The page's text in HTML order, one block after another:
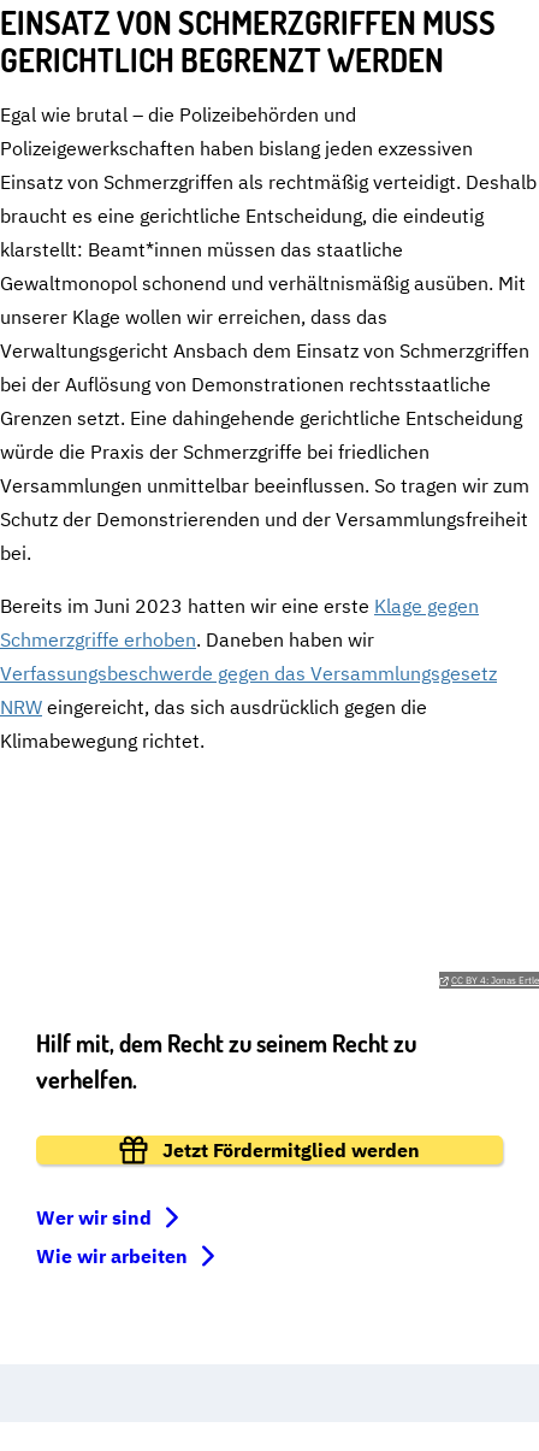
EINSATZ VON SCHMERZGRIFFEN MUSS
GERICHTLICH BEGRENZT WERDEN
Egal wie brutal – die Polizeibehörden und
Polizeigewerkschaften haben bislang jeden exzessiven
Einsatz von Schmerzgriffen als rechtmäßig verteidigt. Deshalb
braucht es eine gerichtliche Entscheidung, die eindeutig
klarstellt: Beamt*innen müssen das staatliche
Gewaltmonopol schonend und verhältnismäßig ausüben. Mit
unserer Klage wollen wir erreichen, dass das
Verwaltungsgericht Ansbach dem Einsatz von Schmerzgriffen
bei der Auflösung von Demonstrationen rechtsstaatliche
Grenzen setzt. Eine dahingehende gerichtliche Entscheidung
würde die Praxis der Schmerzgriffe bei friedlichen
Versammlungen unmittelbar beeinflussen. So tragen wir zum
Schutz der Demonstrierenden und der Versammlungsfreiheit
bei.
Bereits im Juni 2023 hatten wir eine erste Klage gegen
Schmerzgriffe erhoben. Daneben haben wir
Verfassungsbeschwerde gegen das Versammlungsgesetz
NRW eingereicht, das sich ausdrücklich gegen die
Klimabewegung richtet.
CC BY 4: Jonas Ertle
Hilf mit, dem Recht zu seinem Recht zu
verhelfen.
Jetzt Fördermitglied werden
Wer wir sind
Wie wir arbeiten